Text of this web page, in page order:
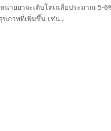
ายยาจะเติบโตเฉลี่ยประมาณ 5-
ภาพที่เพิ่มขึ้น เช่น...